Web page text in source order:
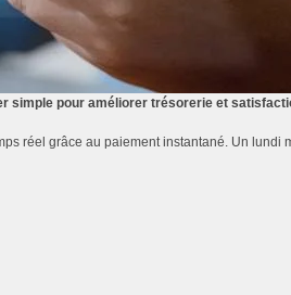
simple pour améliorer trésorerie et
réel grâce au paiement instantané. Un